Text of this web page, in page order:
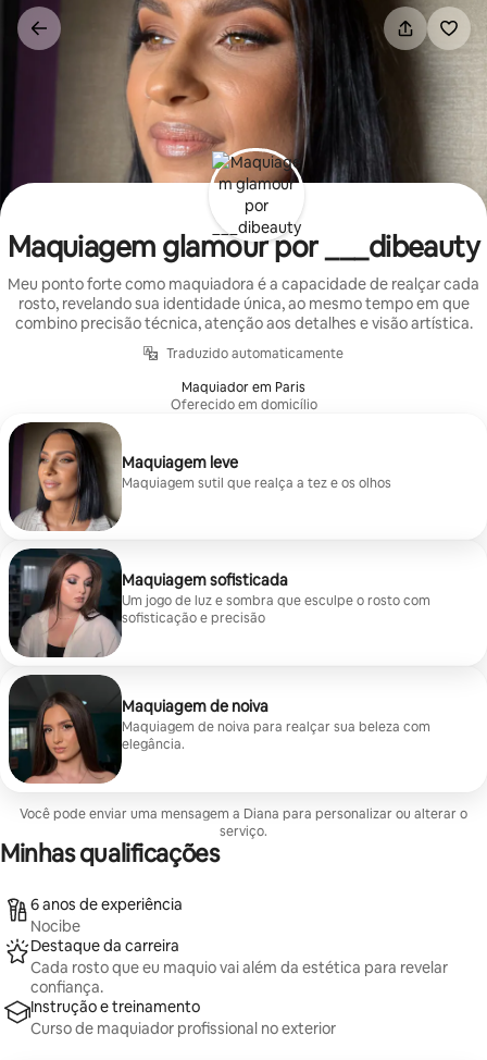
Pular
para
Maquiagem glamour por ___dibeauty
Meu ponto forte como maquiadora é a capacidade de realçar cada
rosto, revelando sua identidade única, ao mesmo tempo em que
combino precisão técnica, atenção aos detalhes e visão artística.
Traduzido automaticamente
Maquiador em Paris
Oferecido em domicílio
Maquiagem leve
Maquiagem sutil que realça a tez e os olhos
Maquiagem sofisticada
Um jogo de luz e sombra que esculpe o rosto com
sofisticação e precisão
Maquiagem de noiva
Maquiagem de noiva para realçar sua beleza com
elegância.
Você pode enviar uma mensagem a Diana para personalizar ou alterar o
serviço.
Minhas qualificações
6 anos de experiência
Nocibe
Destaque da carreira
Cada rosto que eu maquio vai além da estética para revelar
confiança.
Instrução e treinamento
Curso de maquiador profissional no exterior